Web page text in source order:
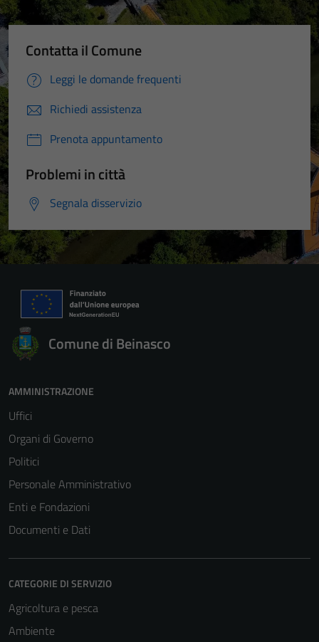
Contatta il Comune
Leggi le domande frequenti
Richiedi assistenza
Prenota appuntamento
Problemi in città
Segnala disservizio
Comune di Beinasco
AMMINISTRAZIONE
Uffici
Organi di Governo
Politici
Personale Amministrativo
Enti e Fondazioni
Documenti e Dati
CATEGORIE DI SERVIZIO
Agricoltura e pesca
Ambiente